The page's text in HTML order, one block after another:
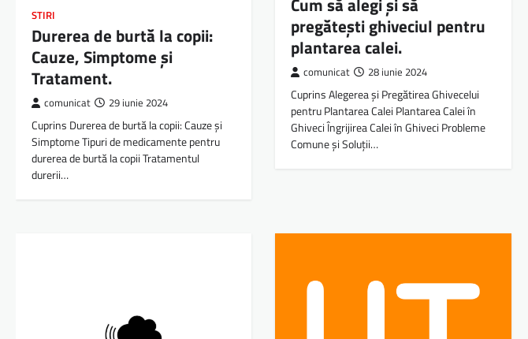
STIRI
Durerea de burtă la copii:
Cauze, Simptome și
Tratament.
comunicat 29 iunie 2024
Cuprins Durerea de burtă la copii: Cauze și
Simptome Tipuri de medicamente pentru
durerea de burtă la copii Tratamentul
durerii…
pregătești ghiveciul pentru
plantarea calei.
comunicat 28 iunie 2024
Cuprins Alegerea și Pregătirea Ghivecelui
pentru Plantarea Calei Plantarea Calei în
Ghiveci Îngrijirea Calei în Ghiveci Probleme
Comune și Soluții…